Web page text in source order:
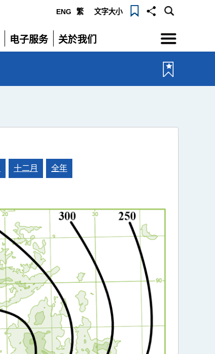
ENG 繁 文字大小
电子服务
展
关於我们
展
选
单
十二月 全年